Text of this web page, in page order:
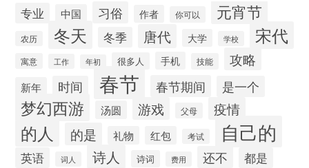
专业 中国 习俗 作者 你可以 元宵节
农历 冬天 冬季 唐代 大学 学校 宋代
寓意 工作 年初 很多人 手机 技能 攻略
新年 时间 春节 春节期间 是一个
梦幻西游 汤圆 游戏 父母 疫情
的人 的是 礼物 红包 考试 自己的
英语 词人 诗人 诗词 费用 还不 都是